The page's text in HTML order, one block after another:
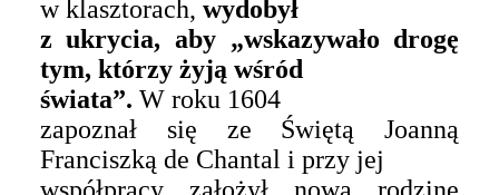
w klasztorach, wydobył
z ukrycia, aby „wskazywało drogę
tym, którzy żyją wśród
świata”. W roku 1604
zapoznał się ze Świętą Joanną
Franciszką de Chantal i przy jej